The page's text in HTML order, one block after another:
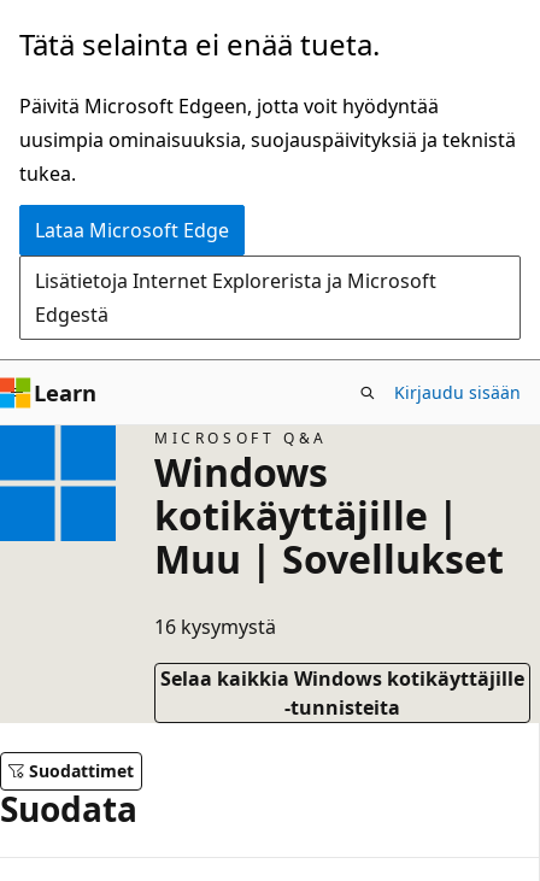
Siirry
Tätä selainta ei enää tueta.
Päivitä Microsoft Edgeen, jotta voit hyödyntää
uusimpia ominaisuuksia, suojauspäivityksiä ja teknistä
tukea.
Lataa Microsoft Edge
Lisätietoja Internet Explorerista ja Microsoft
Edgestä
Learn Kirjaudu sisään
MICROSOFT Q&A
Windows
kotikäyttäjille |
Muu | Sovellukset
16 kysymystä
Selaa kaikkia Windows kotikäyttäjille
-tunnisteita
Suodattimet
Suodata